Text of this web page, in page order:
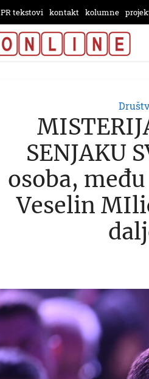
PR tekstovi kontakt kolumne
SENJAKU
osoba,
Veselin